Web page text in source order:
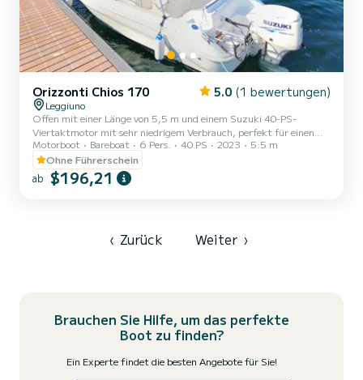
Orizzonti Chios 170 5.0 (1 bewertungen)
Leggiuno
Offen mit einer Länge von 5,5 m und einem Suzuki 40-PS-
Viertaktmotor mit sehr niedrigem Verbrauch, perfekt für einen
erholsamen Tag auf dem Lago Maggiore mit einer maximalen
Kapazität von 6 Personen. An Bord finden Sie alle
Sicherheitsausrüstungen für eine sichere Navigation
Motorboot Bareboat 6 Pers. 40 PS 2023
5.5 m
Ohne Führerschein
ab $196,21
‹ Zurück Weiter ›
Brauchen Sie Hilfe, um das perfekte
Boot zu finden?
Ein Experte findet die besten Angebote für Sie!